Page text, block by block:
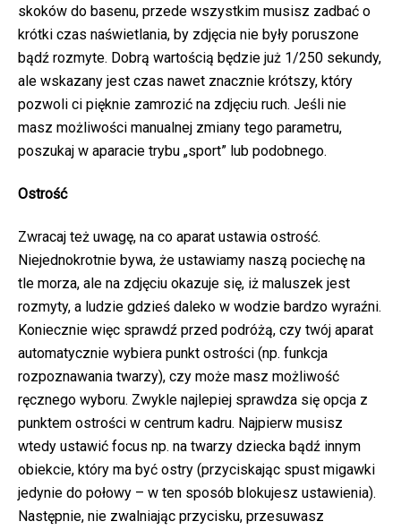
skoków do basenu, przede wszystkim musisz zadbać o
krótki czas naświetlania, by zdjęcia nie były poruszone
bądź rozmyte. Dobrą wartością będzie już 1/250 sekundy,
ale wskazany jest czas nawet znacznie krótszy, który
pozwoli ci pięknie zamrozić na zdjęciu ruch. Jeśli nie
masz możliwości manualnej zmiany tego parametru,
poszukaj w aparacie trybu „sport” lub podobnego.
Ostrość
Zwracaj też uwagę, na co aparat ustawia ostrość.
Niejednokrotnie bywa, że ustawiamy naszą pociechę na
tle morza, ale na zdjęciu okazuje się, iż maluszek jest
rozmyty, a ludzie gdzieś daleko w wodzie bardzo wyraźni.
Koniecznie więc sprawdź przed podróżą, czy twój aparat
automatycznie wybiera punkt ostrości (np. funkcja
rozpoznawania twarzy), czy może masz możliwość
ręcznego wyboru. Zwykle najlepiej sprawdza się opcja z
punktem ostrości w centrum kadru. Najpierw musisz
wtedy ustawić focus np. na twarzy dziecka bądź innym
obiekcie, który ma być ostry (przyciskając spust migawki
jedynie do połowy – w ten sposób blokujesz ustawienia).
Następnie, nie zwalniając przycisku, przesuwasz